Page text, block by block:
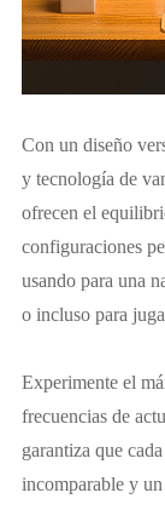
Con un diseño
y tecnología de
ofrecen el
configuraciones
usando para una
o incluso para
Experimente el
frecuencias de
garantiza que
incomparable y